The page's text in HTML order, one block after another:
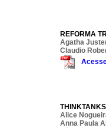
REFORMA
Agatha
Claudio
Alice
Anna Paula